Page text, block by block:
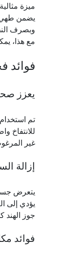
ميزة
يضمن طهي
وبصرف
مع هذا،
فوائد
يعزز
تم
للانتفاخ
غير
إزالة
يتعرض
يؤدي إلى
جوز الهند
فوائد